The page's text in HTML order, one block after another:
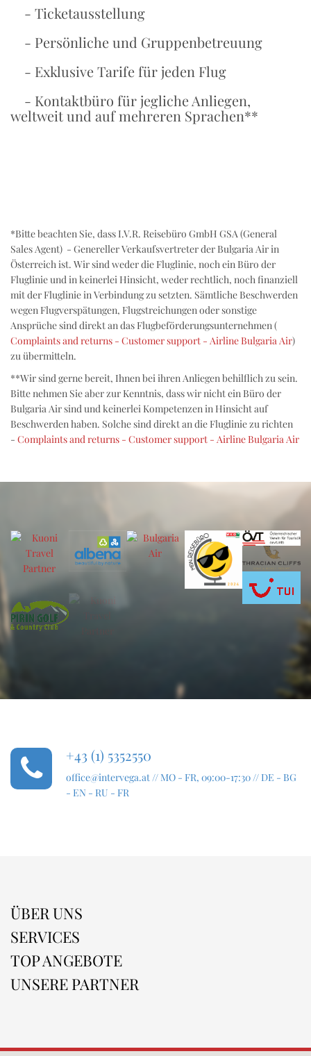
- Ticketausstellung
- Persönliche und Gruppenbetreuung
- Exklusive Tarife für jeden Flug
- Kontaktbüro für jegliche Anliegen,
weltweit und auf mehreren Sprachen**
*Bitte beachten Sie, dass I.V.R. Reisebüro GmbH GSA (General
Sales Agent) - Genereller Verkaufsvertreter der Bulgaria Air in
Österreich ist. Wir sind weder die Fluglinie, noch ein Büro der
Fluglinie und in keinerlei Hinsicht, weder rechtlich, noch finanziell
mit der Fluglinie in Verbindung zu setzten. Sämtliche Beschwerden
wegen Flugverspätungen, Flugstreichungen oder sonstige
Ansprüche sind direkt an das Flugbeförderungsunternehmen (
Complaints and returns - Customer support - Airline Bulgaria Air)
zu übermitteln.
**Wir sind gerne bereit, Ihnen bei ihren Anliegen behilflich zu sein.
Bitte nehmen Sie aber zur Kenntnis, dass wir nicht ein Büro der
Bulgaria Air sind und keinerlei Kompetenzen in Hinsicht auf
Beschwerden haben. Solche sind direkt an die Fluglinie zu richten
- Complaints and returns - Customer support - Airline Bulgaria Air
+43 (1) 5352550
office@intervega.at// MO - FR, 09:00-17:30 // DE - BG
- EN - RU - FR
ÜBER UNS
SERVICES
TOP ANGEBOTE
UNSERE PARTNER